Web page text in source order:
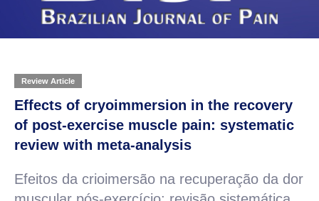
Review Article
Effects of cryoimmersion in the recovery
of post-exercise muscle pain: systematic
review with meta-analysis
Efeitos da crioimersão na recuperação da dor